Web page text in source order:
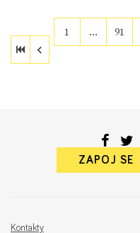
1 … 91
ZAPOJ SE
Kontakty